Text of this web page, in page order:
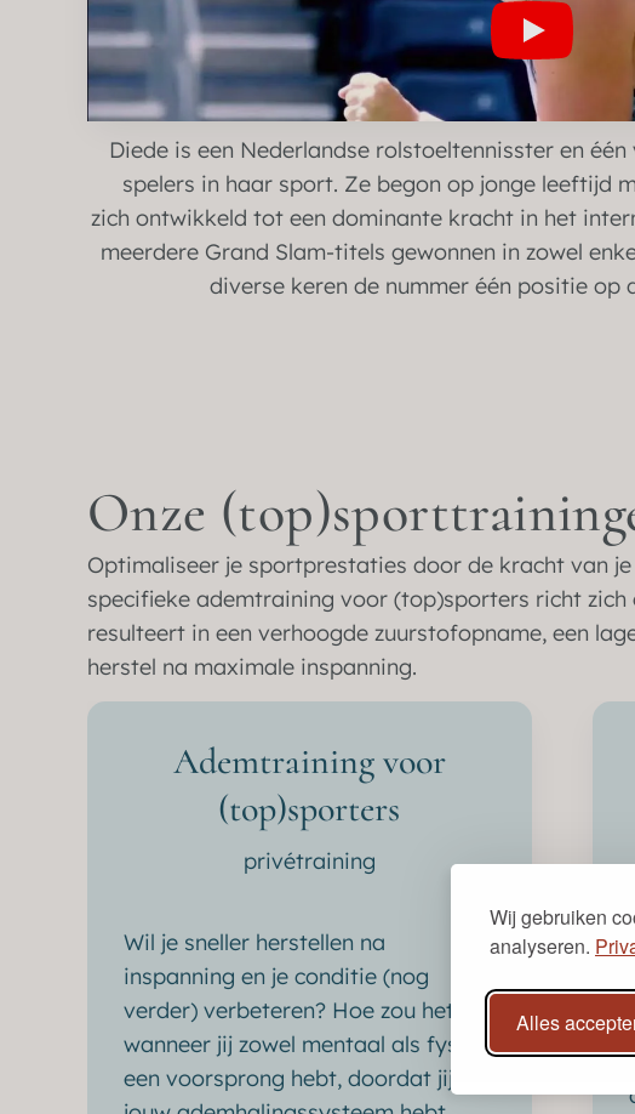
Wij gebruiken
analyseren.
Alles
Diede is een Nederlandse rolstoeltennisster en
spelers in haar sport. Ze begon op jonge leeftijd
zich ontwikkeld tot een dominante kracht in het
meerdere Grand Slam-titels gewonnen in zowel
diverse keren de nummer één positie op
Onze
Optimaliseer je sportprestaties door de kracht van
specifieke ademtraining voor (top)sporters richt
resulteert in een verhoogde zuurstofopname, een
herstel na maximale inspanning.
Ademtraining voor
(top)sporters​
privétraining
Wil je sneller herstellen na
inspanning en je conditie (nog
verder) verbeteren? Hoe zou het zijn
wanneer jij zowel mentaal als fysiek
een voorsprong hebt, doordat jij